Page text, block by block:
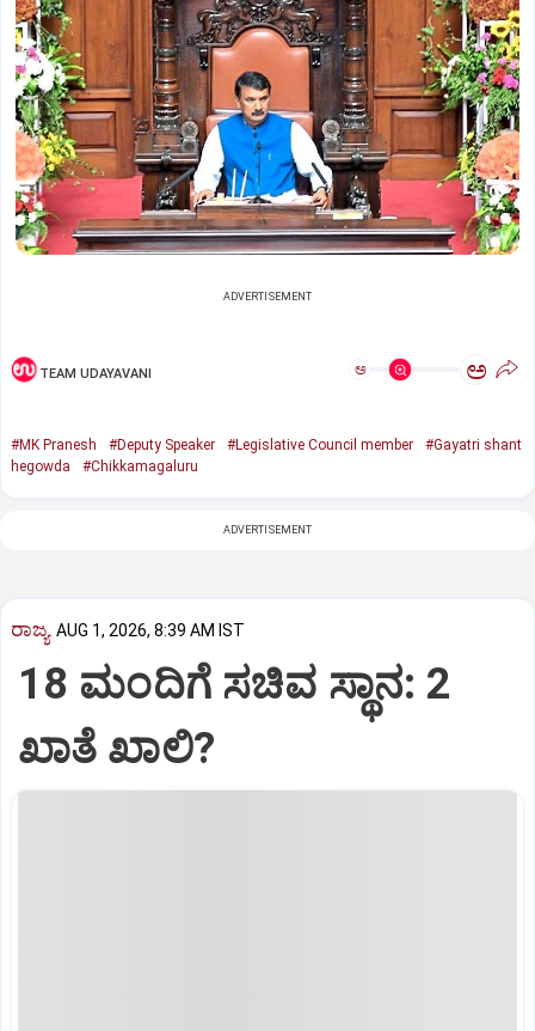
ADVERTISEMENT
TEAM UDAYAVANI ಅ ಅ
#MK Pranesh #Deputy Speaker #Legislative Council member
#Gayatri shant
hegowda
#Chikkamagaluru
ADVERTISEMENT
ರಾಜ್ಯ AUG 1, 2026, 8:39 AM IST
18 ಮಂದಿಗೆ ಸಚಿವ ಸ್ಥಾನ: 2
ಖಾತೆ ಖಾಲಿ?